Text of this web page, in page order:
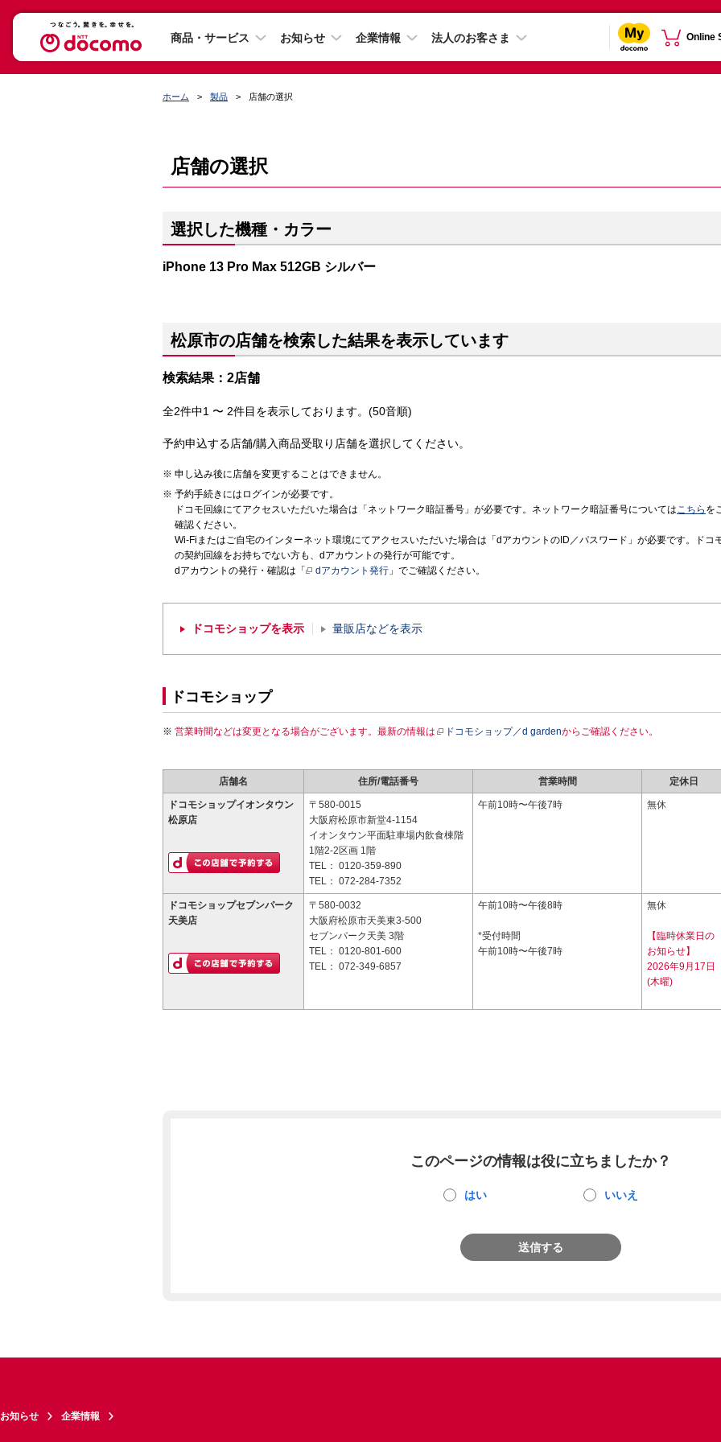
商品・サービス お知らせ 企業情報 法人のお客さま Online
ホーム 製品 店舗の選択
店舗の選択
選択した機種・カラー
iPhone 13 Pro Max 512GB シルバー
松原市の店舗を検索した結果を表示しています
検索結果：2店舗
全2件中1 〜 2件目を表示しております。(50音順)
予約申込する店舗/購入商品受取り店舗を選択してください。
申し込み後に店舗を変更することはできません。
予約手続きにはログインが必要です。
ドコモ回線にてアクセスいただいた場合は「ネットワーク暗証番号」が必要です。ネットワーク暗証番号についてはこちら を
確認ください。
Wi-Fiまたはご自宅のインターネット環境にてアクセスいただいた場合は「dアカウントのID／パスワード」が必要です。ドコ
の契約回線をお持ちでない方も、dアカウントの発行が可能です。
dアカウントの発行・確認は「
dアカウント発行 」でご確認ください。
ドコモショップを表示 量販店などを表示
ドコモショップ
営業時間などは変更となる場合がございます。最新の情報は ドコモショップ／d gardenからご確認ください。
店舗名 住所/電話番号 営業時間 定休日
ドコモショップイオンタウン
松原店
〒580-0015
大阪府松原市新堂4-1154
イオンタウン平面駐車場内飲食棟階
1階2-2区画 1階
TEL： 0120-359-890
TEL： 072-284-7352
午前10時〜午後7時 無休
ドコモショップセブンパーク
天美店
〒580-0032
大阪府松原市天美東3-500
セブンパーク天美 3階
TEL： 0120-801-600
TEL： 072-349-6857
午前10時〜午後8時
*受付時間
午前10時〜午後7時
無休
【臨時休業日の
お知らせ】
2026年9月17日
(木曜)
このページの情報は役に立ちましたか？
はい いいえ
送信する
お知らせ 企業情報